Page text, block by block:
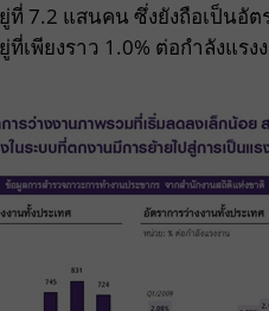
ที่ 7.2 แสนคน ซึ่งยังถือเป็นอั
ที่เพียงราว 1.0% ต่อกำลังแร